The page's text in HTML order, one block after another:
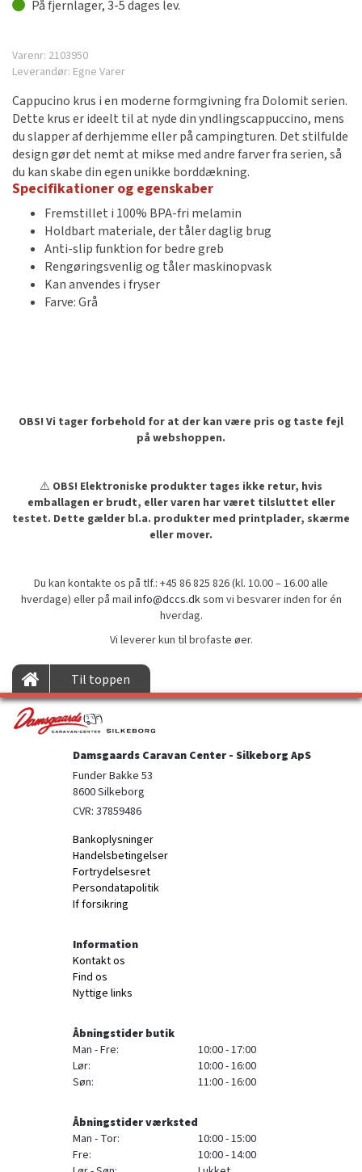
På fjernlager, 3-5 dages lev.
Varenr: 2103950
Leverandør: Egne Varer
Cappucino krus i en moderne formgivning fra Dolomit serien.
Dette krus er ideelt til at nyde din yndlingscappuccino, mens
du slapper af derhjemme eller på campingturen. Det stilfulde
design gør det nemt at mikse med andre farver fra serien, så
du kan skabe din egen unikke borddækning.
Specifikationer og egenskaber
Fremstillet i 100% BPA-fri melamin
Holdbart materiale, der tåler daglig brug
Anti-slip funktion for bedre greb
Rengøringsvenlig og tåler maskinopvask
Kan anvendes i fryser
Farve: Grå
OBS! Vi tager forbehold for at der kan være pris og taste fejl
på webshoppen.
⚠️ OBS! Elektroniske produkter tages ikke retur, hvis
emballagen er brudt, eller varen har været tilsluttet eller
testet. Dette gælder bl.a. produkter med printplader, skærme
eller mover.
Du kan kontakte os på tlf.: +45 86 825 826 (kl. 10.00 – 16.00 alle
hverdage) eller på mailinfo@dccs.dksom vi besvarer inden for én
hverdag.
Vi leverer kun til brofaste øer.
Til toppen
Damsgaards Caravan Center - Silkeborg ApS
Funder Bakke 53
8600 Silkeborg
CVR: 37859486
Bankoplysninger
Handelsbetingelser
Fortrydelsesret
Persondatapolitik
If forsikring
Information
Kontakt os
Find os
Nyttige links
Åbningstider butik
Man - Fre:
10:00 - 17:00
Lør:
10:00 - 16:00
Søn:
11:00 - 16:00
Åbningstider værksted
Man - Tor:
10:00 - 15:00
Fre:
10:00 - 14:00